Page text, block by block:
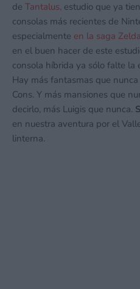
de Tantalus, estudio que ya
consolas más recientes de
especialmente en la saga Zelda
en el buen hacer de este
consola híbrida ya sólo falte la
Hay más fantasmas que nunca
Cons. Y más mansiones que
decirlo, más Luigis que nunca.
en nuestra aventura por el
linterna.